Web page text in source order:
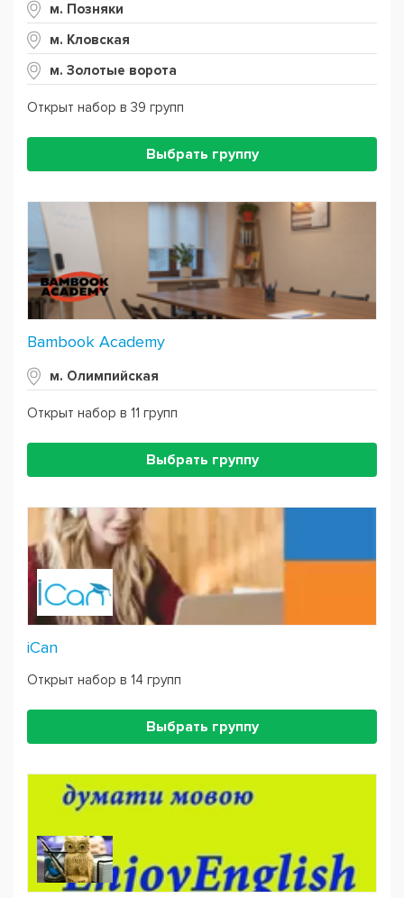
м. Позняки
м. Кловская
м. Золотые ворота
Открыт набор в 39 групп
Выбрать группу
Bambook Academy
м. Олимпийская
Открыт набор в 11 групп
Выбрать группу
iCan
Открыт набор в 14 групп
Выбрать группу